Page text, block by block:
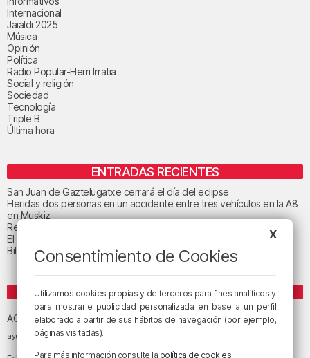
Internacional
Jaialdi 2025
Música
Opinión
Política
Radio Popular-Herri Irratia
Social y religión
Sociedad
Tecnología
Triple B
Última hora
ENTRADAS RECIENTES
San Juan de Gaztelugatxe cerrará el día del eclipse
Heridas dos personas en un accidente entre tres vehículos en la A8
en Muskiz
Recuperado el cuerpo sin vida de una mujer en la ría de Bilbao
El tiempo este jueves en Bizkaia: cielo muy nuboso
Bilbao celebra el 27 de agosto el «Día de las Personas Mayores»
ETIQUETAS
ACB Athletic ClubAthletic Club de Bilbao
ayuntamiento de Bilbao baloncesto
X
Consentimiento de Cookies
Utilizamos cookies propias y de terceros para fines analíticos y
para mostrarle publicidad personalizada en base a un perfil
elaborado a partir de sus hábitos de navegación (por ejemplo,
páginas visitadas).
Para más información consulte la política de cookies.